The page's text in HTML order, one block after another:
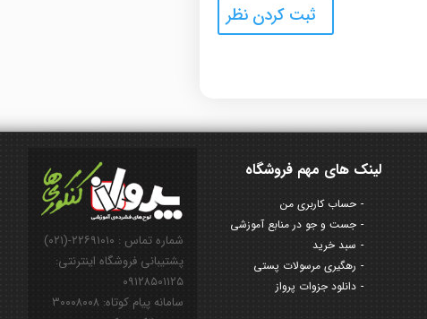
شماره تماس : ۲۲۶۹۱۰۱۰-(۰۲۱)
پشتیبانی فروشگاه اینترنتی:
۰۹۱۲۸۵۰۱۱۲۵
سامانه پیام کوتاه: ۳۰۰۰۸۰۰۸
لینک های مهم فروشگاه
حساب کاربری من
جست و جو در منابع آموزشی
سبد خرید
رهگیری مرسولات پستی
دانلود جزوات پرواز